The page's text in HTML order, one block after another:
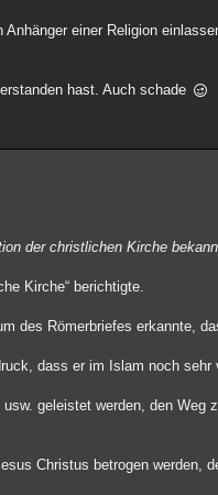
einer Religion
hast. Auch schade
der christlichen Kirche
Kirche“ berichtigte.
des Römerbriefes erkannte,
dass er im Islam noch
geleistet werden, den Weg
Christus betrogen werden,